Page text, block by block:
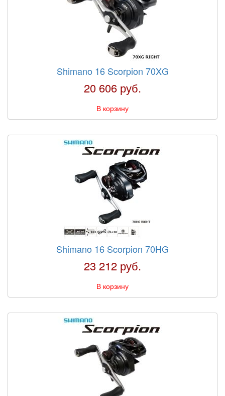
Shimano 16 Scorpion 70XG
20 606 руб.
В корзину
Shimano 16 Scorpion 70HG
23 212 руб.
В корзину